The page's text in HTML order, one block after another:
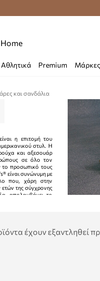
Home
Αθλητικά Premium Μάρκες
και σανδάλια
η επιτομή του
στυλ. Η
και αξεσουάρ
σε όλο τον
προσωπικό τους
είναι συνώνυμη με
που, χάρη στην
ετών της σύγχρονης
απολαμβάνει το
έχουν εξαντληθεί